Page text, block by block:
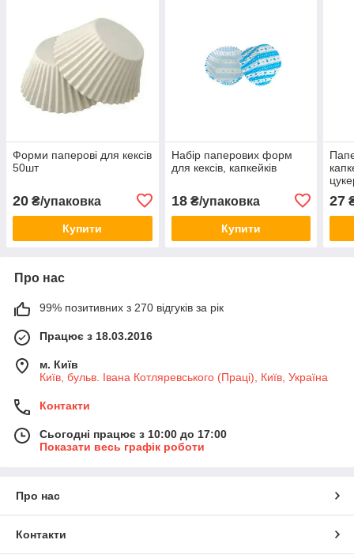
Форми паперові для кексів
50шт
20 ₴/упаковка
Купити
Набір паперових форм
для кексів, капкейків
18₴/упаковка
Купити
27
Про нас
99% позитивних з 270 відгуків за рік
Працює з 18.03.2016
м. Київ
Київ, бульв. Івана Котляревського (Праці), Київ, Україна
Контакти
Сьогодні працює з 10:00 до 17:00
Показати весь графік роботи
Про нас
Контакти